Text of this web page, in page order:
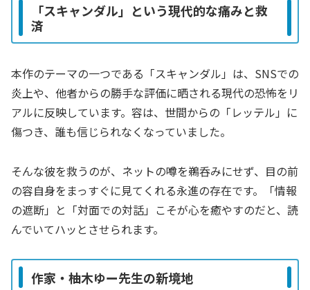
「スキャンダル」という現代的な痛みと救
済
本作のテーマの一つである「スキャンダル」は、SNSでの
炎上や、他者からの勝手な評価に晒される現代の恐怖をリ
アルに反映しています。容は、世間からの「レッテル」に
傷つき、誰も信じられなくなっていました。
そんな彼を救うのが、ネットの噂を鵜呑みにせず、目の前
の容自身をまっすぐに見てくれる永進の存在です。「情報
の遮断」と「対面での対話」こそが心を癒やすのだと、読
んでいてハッとさせられます。
作家・柚木ゆー先生の新境地